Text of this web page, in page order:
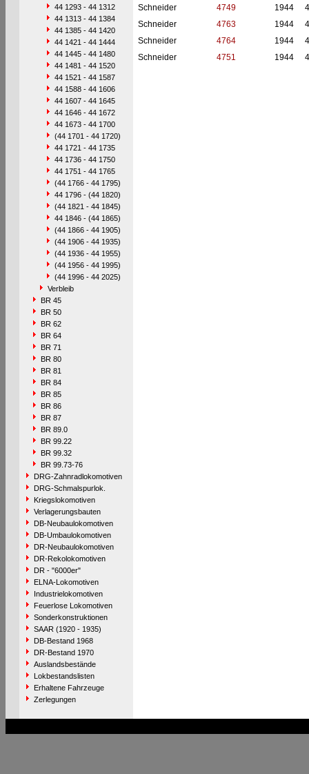
44 1293 - 44 1312
44 1313 - 44 1384
44 1385 - 44 1420
44 1421 - 44 1444
44 1445 - 44 1480
44 1481 - 44 1520
44 1521 - 44 1587
44 1588 - 44 1606
44 1607 - 44 1645
44 1646 - 44 1672
44 1673 - 44 1700
(44 1701 - 44 1720)
44 1721 - 44 1735
44 1736 - 44 1750
44 1751 - 44 1765
(44 1766 - 44 1795)
44 1796 - (44 1820)
(44 1821 - 44 1845)
44 1846 - (44 1865)
(44 1866 - 44 1905)
(44 1906 - 44 1935)
(44 1936 - 44 1955)
(44 1956 - 44 1995)
(44 1996 - 44 2025)
Verbleib
BR 45
BR 50
BR 62
BR 64
BR 71
BR 80
BR 81
BR 84
BR 85
BR 86
BR 87
BR 89.0
BR 99.22
BR 99.32
BR 99.73-76
DRG-Zahnradlokomotiven
DRG-Schmalspurlok.
Kriegslokomotiven
Verlagerungsbauten
DB-Neubaulokomotiven
DB-Umbaulokomotiven
DR-Neubaulokomotiven
DR-Rekolokomotiven
DR - "6000er"
ELNA-Lokomotiven
Industrielokomotiven
Feuerlose Lokomotiven
Sonderkonstruktionen
SAAR (1920 - 1935)
DB-Bestand 1968
DR-Bestand 1970
Auslandsbestände
Lokbestandslisten
Erhaltene Fahrzeuge
Zerlegungen
Schneider
4749 1944
Schneider
4763 1944
Schneider
4764 1944
Schneider
4751 1944